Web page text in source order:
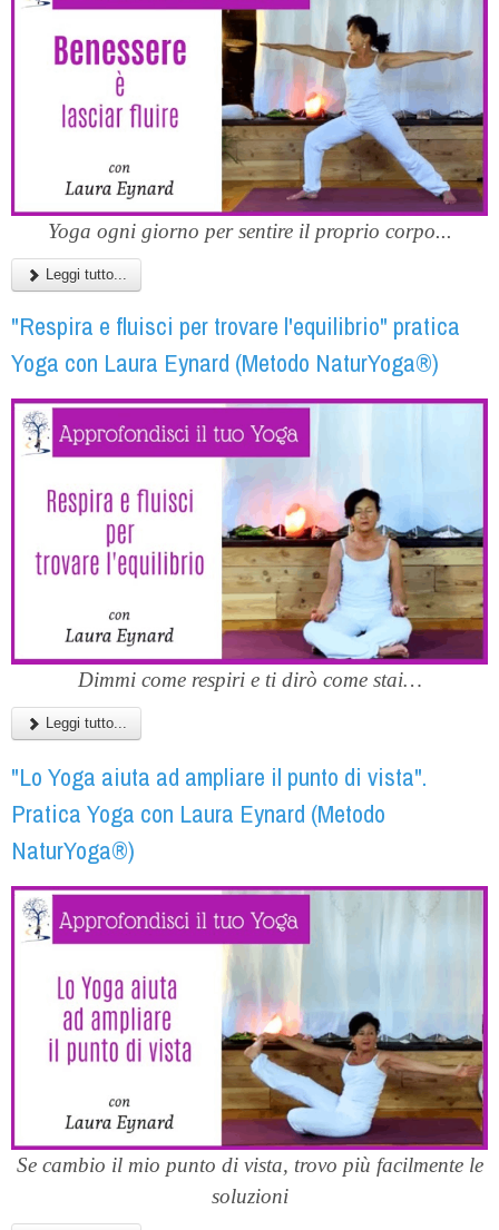
Yoga ogni giorno per sentire il proprio corpo...
Leggi tutto...
"Respira e fluisci per trovare l'equilibrio" pratica
Yoga con Laura Eynard (Metodo NaturYoga®)
Dimmi come respiri e ti dirò come stai…
Leggi tutto...
"Lo Yoga aiuta ad ampliare il punto di vista".
Pratica Yoga con Laura Eynard (Metodo
NaturYoga®)
Se cambio il mio punto di vista, trovo più facilmente le
soluzioni